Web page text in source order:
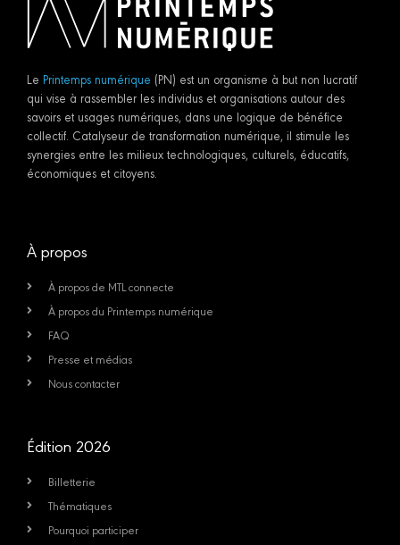
Le Printemps numérique (PN) est un organisme à but non lucratif
qui vise à rassembler les individus et organisations autour des
savoirs et usages numériques, dans une logique de bénéfice
collectif. Catalyseur de transformation numérique, il stimule les
synergies entre les milieux technologiques, culturels, éducatifs,
économiques et citoyens.
À propos
À propos de MTL connecte
À propos du Printemps numérique
FAQ
Presse et médias
Nous contacter
Édition 2026
Billetterie
Thématiques
Pourquoi participer